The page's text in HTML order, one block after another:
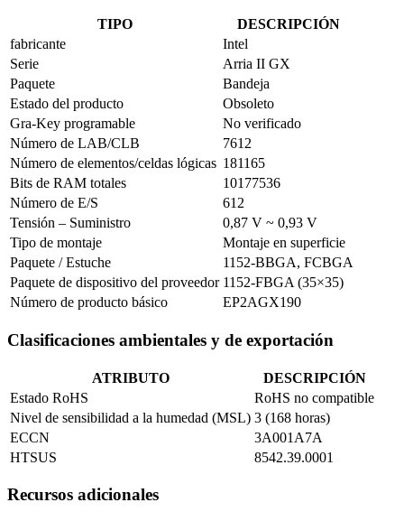
TIPO
DESCRIPCIÓN
fabricante
Intel
Serie
Arria II GX
Paquete
Bandeja
Estado del producto
Obsoleto
Gra-Key programable
No verificado
Número de LAB/CLB
7612
Número de elementos/celdas lógicas 181165
Bits de RAM totales
10177536
Número de E/S
612
Tensión – Suministro
0,87 V ~ 0,93 V
Tipo de montaje
Montaje en superficie
Paquete / Estuche
1152-BBGA, FCBGA
Paquete de dispositivo del proveedor 1152-FBGA (35×35)
Número de producto básico
EP2AGX190
Clasificaciones ambientales y de exportación
ATRIBUTO
DESCRIPCIÓN
Estado RoHS
RoHS no compatible
Nivel de sensibilidad a la humedad (MSL) 3 (168 horas)
ECCN
3A001A7A
HTSUS
8542.39.0001
Recursos adicionales